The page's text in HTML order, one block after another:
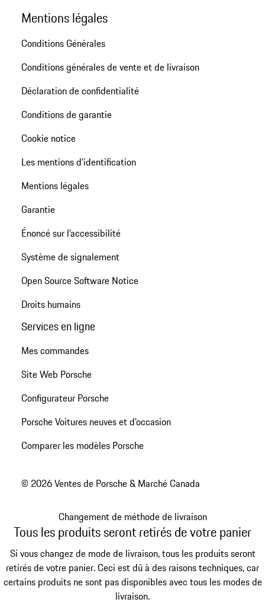
Mentions légales
Conditions Générales
Conditions générales de vente et de livraison
Déclaration de confidentialité
Conditions de garantie
Cookie notice
Les mentions d’identification
Mentions légales
Garantie
Énoncé sur l’accessibilité
Système de signalement
Open Source Software Notice
Droits humains
Services en ligne
Mes commandes
Site Web Porsche
Configurateur Porsche
Porsche Voitures neuves et d'occasion
Comparer les modèles Porsche
© 2026 Ventes de Porsche & Marché Canada
Changement de méthode de livraison
Tous les produits seront retirés de votre panier
Si vous changez de mode de livraison, tous les produits seront
retirés de votre panier. Ceci est dû à des raisons techniques, car
certains produits ne sont pas disponibles avec tous les modes de
livraison.